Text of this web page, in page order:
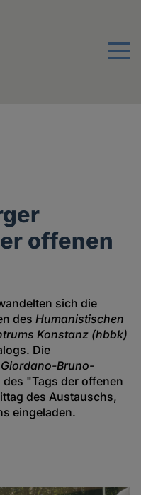
Menu
offenen
sich die
desHumanistischen
Konstanz (hbbk)
Die
Giordano-Bruno-
des "Tags der offenen
des Austauschs,
eingeladen.